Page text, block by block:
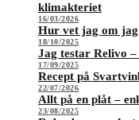
klimakteriet
16/03/2026
Hur vet jag om
18/10/2025
Jag testar Relivo
17/09/2025
Recept på
22/07/2026
Allt på en plåt –
23/08/2025